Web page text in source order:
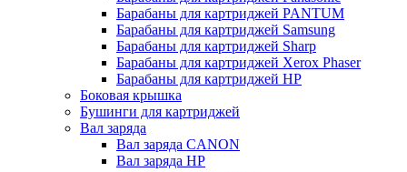
Барабаны для картриджей PANTUM
Барабаны для картриджей Samsung
Барабаны для картриджей Sharp
Барабаны для картриджей Xerox Phaser
Барабаны для картриджей НР
Боковая крышка
Бушинги для картриджей
Вал заряда
Вал заряда CANON
Вал заряда HP